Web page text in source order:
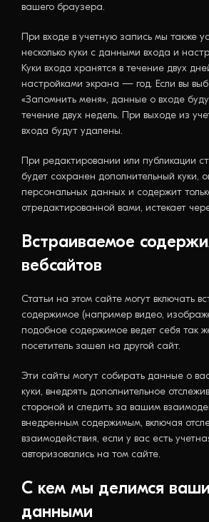
вашего браузера.
При входе в учетную запись мы также
несколько куки с данными входа и
Куки входа хранятся в течение двух
настройками экрана — год. Если вы
«Запомнить меня», данные о входе
течение двух недель. При выходе из
входа будут удалены.
При редактировании или публикации
будет сохранен дополнительный куки,
персональных данных и содержит
отредактированной вами, истекает
Встраиваемое
вебсайтов
Статьи на этом сайте могут включать
содержимое (например видео,
подобное содержимое ведет себя так
посетитель зашел на другой сайт.
Эти сайты могут собирать данные о
куки, внедрять дополнительное
стороной и следить за вашим
внедренным содержимым, включая
взаимодействия, если у вас есть
авторизовались на том сайте.
С кем мы делимся
данными